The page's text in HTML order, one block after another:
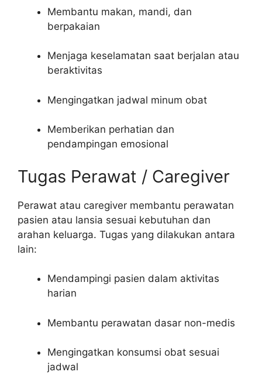
Membantu makan, mandi, dan
berpakaian
Menjaga keselamatan saat berjalan atau
beraktivitas
Mengingatkan jadwal minum obat
Memberikan perhatian dan
pendampingan emosional
Tugas Perawat / Caregiver
Perawat atau caregiver membantu perawatan
pasien atau lansia sesuai kebutuhan dan
arahan keluarga. Tugas yang dilakukan antara
lain:
Mendampingi pasien dalam aktivitas
harian
Membantu perawatan dasar non-medis
Mengingatkan konsumsi obat sesuai
jadwal